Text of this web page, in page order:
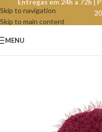
Skip to navigation
Skip to main content
Entregas em 24h a 72h |
MENU